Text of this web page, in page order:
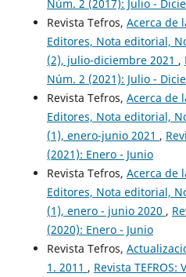
Núm. 2 (2017): Julio -
Revista Tefros, Acerca de
Editores, Nota editorial,
(2), julio-diciembre 2021 ,
Núm. 2 (2021): Julio -
Revista Tefros, Acerca de
Editores, Nota editorial,
(1), enero-junio 2021 ,
(2021): Enero - Junio
Revista Tefros, Acerca de
Editores, Nota editorial,
(1), enero - junio 2020 ,
(2020): Enero - Junio
Revista Tefros,
1. 2011 , Revista TEFROS: